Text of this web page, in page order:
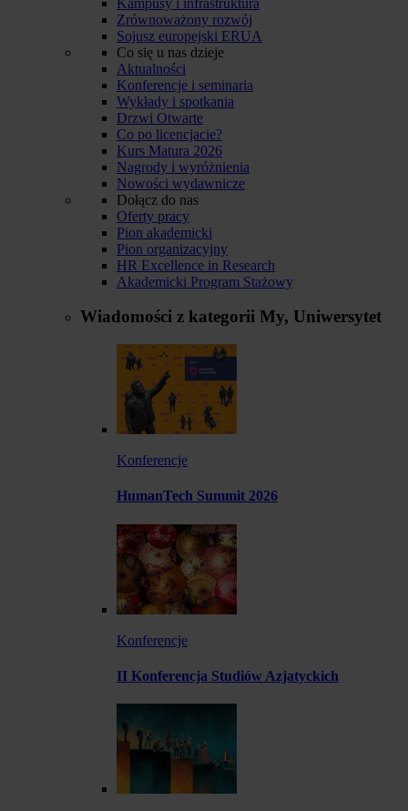
Zrównoważony rozwój
Sojusz europejski ERUA
Co się u nas dzieje
Aktualności
Konferencje i seminaria
Wykłady i spotkania
Drzwi Otwarte
Co po licencjacie?
Kurs Matura 2026
Nagrody i wyróżnienia
Nowości wydawnicze
Dołącz do nas
Oferty pracy
Pion akademicki
Pion organizacyjny
HR Excellence in Research
Akademicki Program Stażowy
Wiadomości z kategorii My, Uniwersytet
Konferencje
HumanTech Summit 2026
Konferencje
II Konferencja Studiów Azjatyckich